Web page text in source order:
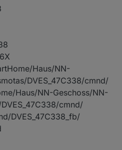
Haus/NN-
DVES_47C338/cmnd/
Haus/NN-Geschoss/NN-
cmnd/
DVES_47C338_fb/